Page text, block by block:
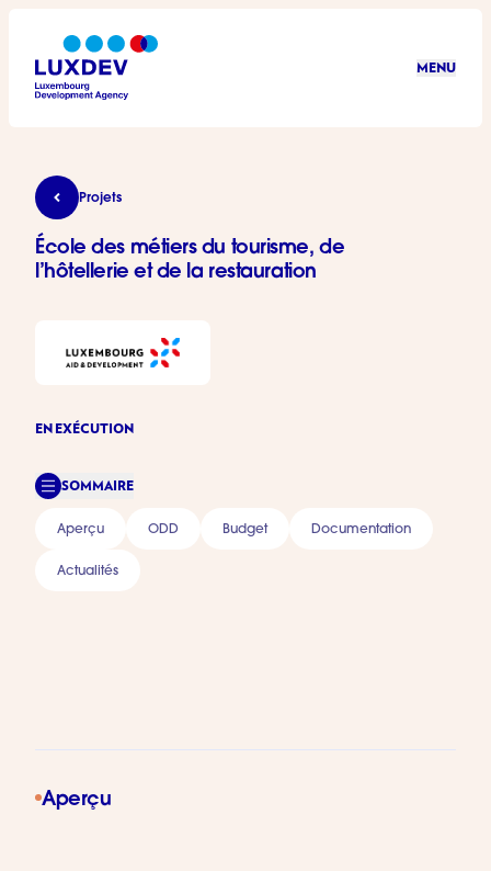
MENU
École des métiers du tourisme, de l’hôtellerie et de
Projets
École des métiers du tourisme, de
l’hôtellerie et de la restauration
EN EXÉCUTION
SOMMAIRE
Aperçu ODD Budget Documentation
Actualités
Aperçu